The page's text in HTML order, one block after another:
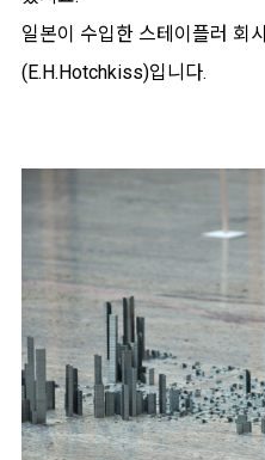
일본이 수입한 스테이플러 회
(E.H.Hotchkiss)입니다.